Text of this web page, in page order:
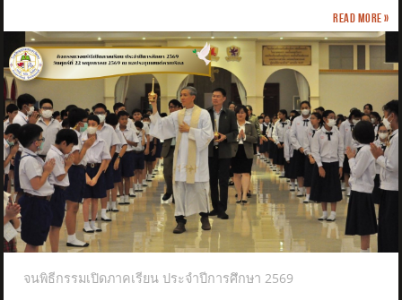
Read more »
จนพิธีกรรมเปิดภาคเรียน ประจำปีการศึกษา 2569